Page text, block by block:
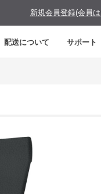
新規会員登録(会員
配送について サポート